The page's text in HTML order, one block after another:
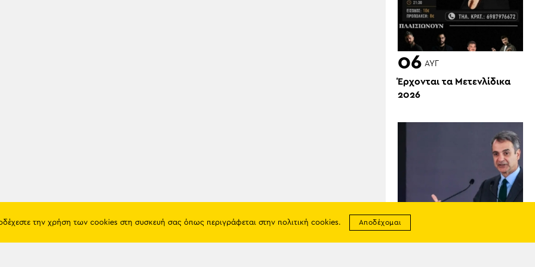
06 ΑΥΓ
Έρχονται τα Μετενλίδικα
2026
06
την χρήση των cookies στη συσκευή σας όπως περιγράφεται στην πολιτική cookies. Αποδέχομαι